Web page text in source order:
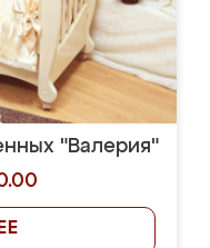
"Валерия"